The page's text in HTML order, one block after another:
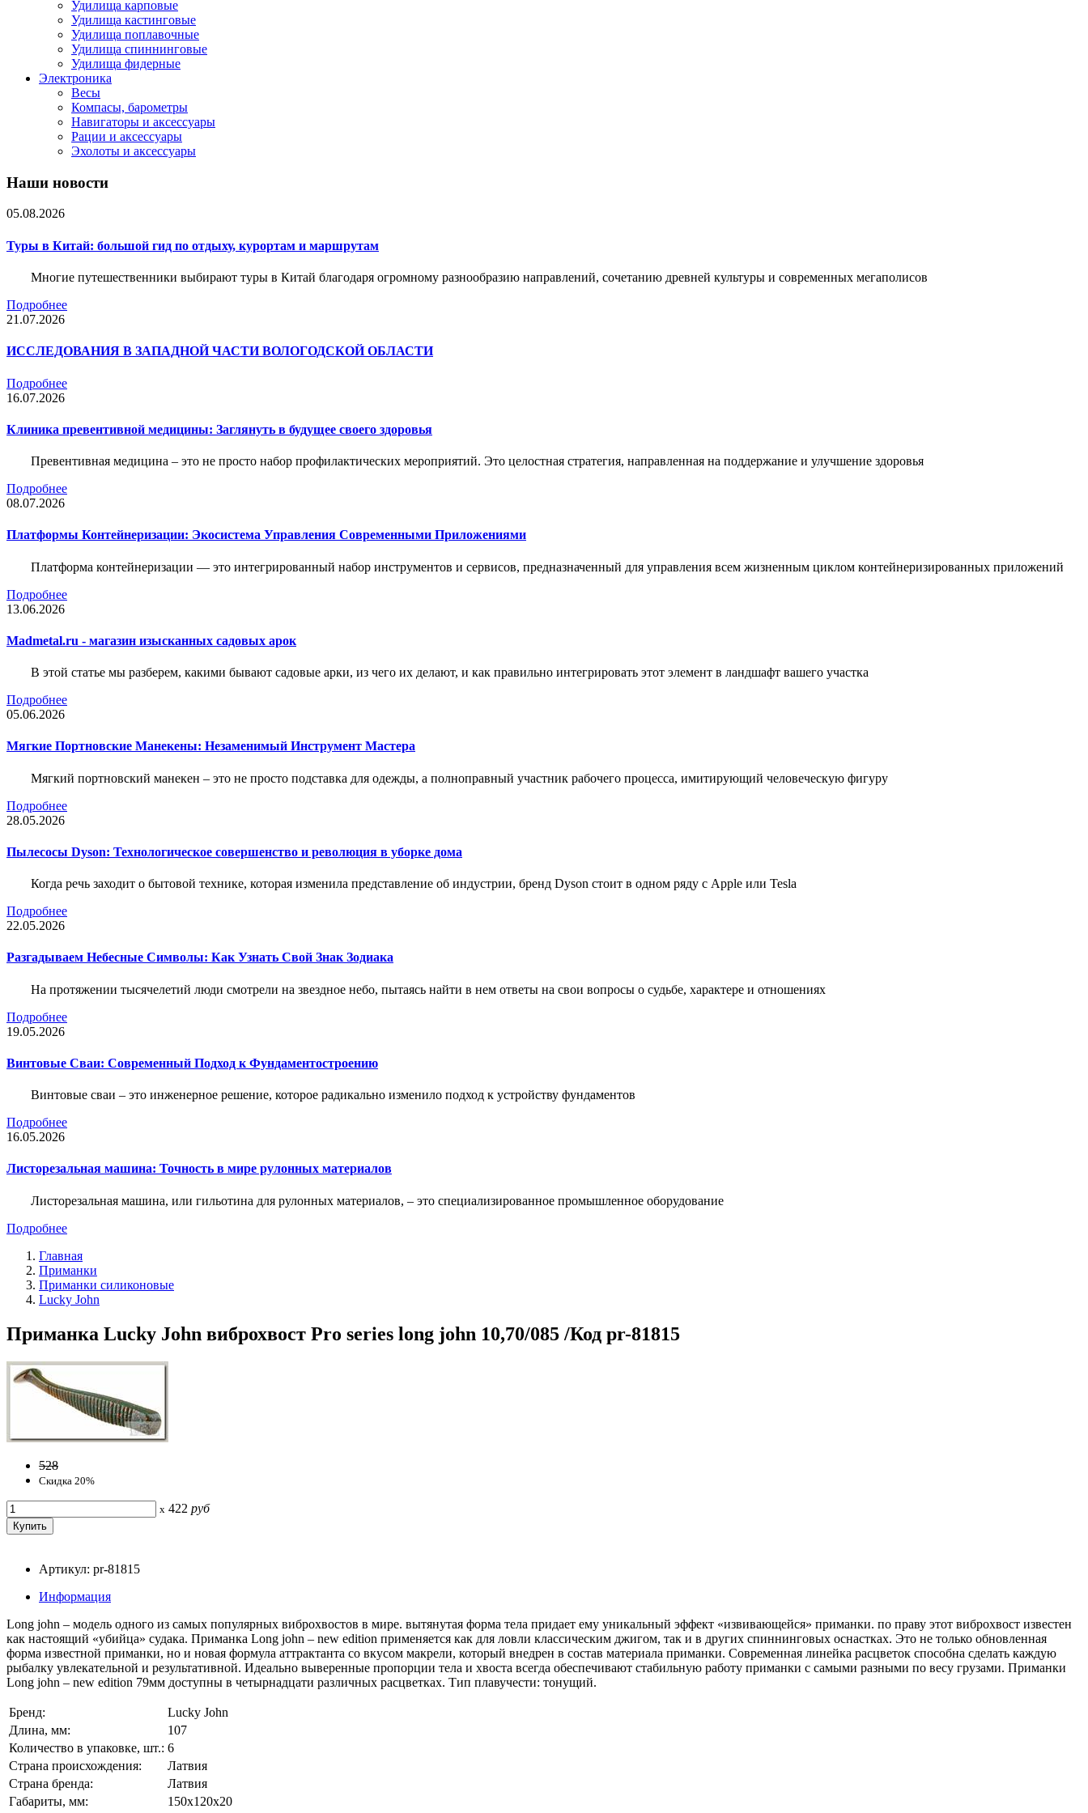
Удилища карповые
Удилища кастинговые
Удилища поплавочные
Удилища спиннинговые
Удилища фидерные
Электроника
Весы
Компасы, барометры
Навигаторы и аксессуары
Рации и аксессуары
Эхолоты и аксессуары
Наши новости
05.08.2026
Туры в Китай: большой гид по отдыху, курортам и маршрутам
Многие путешественники выбирают туры в Китай благодаря огромному разнообразию направлений, сочетанию древней культуры и современных мегаполисов
Подробнее
21.07.2026
ИССЛЕДОВАНИЯ В ЗАПАДНОЙ ЧАСТИ ВОЛОГОДСКОЙ ОБЛАСТИ
Подробнее
16.07.2026
Клиника превентивной медицины: Заглянуть в будущее своего здоровья
Превентивная медицина – это не просто набор профилактических мероприятий. Это целостная стратегия, направленная на поддержание и улучшение здоровья
Подробнее
08.07.2026
Платформы Контейнеризации: Экосистема Управления Современными Приложениями
Платформа контейнеризации — это интегрированный набор инструментов и сервисов, предназначенный для управления всем жизненным циклом контейнеризированных приложений
Подробнее
13.06.2026
Madmetal.ru - магазин изысканных садовых арок
В этой статье мы разберем, какими бывают садовые арки, из чего их делают, и как правильно интегрировать этот элемент в ландшафт вашего участка
Подробнее
05.06.2026
Мягкие Портновские Манекены: Незаменимый Инструмент Мастера
Мягкий портновский манекен – это не просто подставка для одежды, а полноправный участник рабочего процесса, имитирующий человеческую фигуру
Подробнее
28.05.2026
Пылесосы Dyson: Технологическое совершенство и революция в уборке дома
Когда речь заходит о бытовой технике, которая изменила представление об индустрии, бренд Dyson стоит в одном ряду с Apple или Tesla
Подробнее
22.05.2026
Разгадываем Небесные Символы: Как Узнать Свой Знак Зодиака
На протяжении тысячелетий люди смотрели на звездное небо, пытаясь найти в нем ответы на свои вопросы о судьбе, характере и отношениях
Подробнее
19.05.2026
Винтовые Сваи: Современный Подход к Фундаментостроению
Винтовые сваи – это инженерное решение, которое радикально изменило подход к устройству фундаментов
Подробнее
16.05.2026
Листорезальная машина: Точность в мире рулонных материалов
Листорезальная машина, или гильотина для рулонных материалов, – это специализированное промышленное оборудование
Подробнее
Главная
Приманки
Приманки силиконовые
Lucky John
Приманка Lucky John виброхвост Pro series long john 10,70/085 /Код pr-81815
528
Скидка 20%
x 422 руб
Артикул: pr-81815
Информация
Long john – модель одного из самых популярных виброхвостов в мире. вытянутая форма тела придает ему уникальный эффект «извивающейся» приманки. по праву этот виброхвост известен
как настоящий «убийца» судака. Приманка Long john – new edition применяется как для ловли классическим джигом, так и в других спиннинговых оснастках. Это не только обновленная
форма известной приманки, но и новая формула аттрактанта со вкусом макрели, который внедрен в состав материала приманки. Современная линейка расцветок способна сделать каждую
рыбалку увлекательной и результативной. Идеально выверенные пропорции тела и хвоста всегда обеспечивают стабильную работу приманки с самыми разными по весу грузами. Приманки
Long john – new edition 79мм доступны в четырнадцати различных расцветках. Тип плавучести: тонущий.
Бренд:
Lucky John
Длина, мм:
107
Количество в упаковке, шт.: 6
Страна происхождения:
Латвия
Страна бренда:
Латвия
Габариты, мм:
150x120x20